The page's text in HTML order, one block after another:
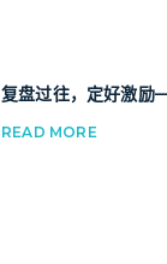
复盘过往，定好激
READ MORE